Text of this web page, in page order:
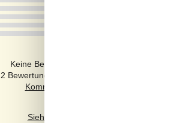
Keine Bewertungen haben Kommentare auf
2 Bewertungen haben Kommentare in anderen
Siehe stattdessen 25 externe